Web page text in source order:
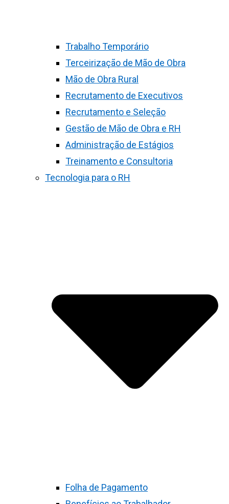
Trabalho Temporário
Terceirização de Mão de Obra
Mão de Obra Rural
Recrutamento de Executivos
Recrutamento e Seleção
Gestão de Mão de Obra e RH
Administração de Estágios
Treinamento e Consultoria
Tecnologia para o RH
Folha de Pagamento